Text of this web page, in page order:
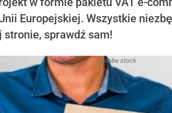
Europejskiej. Wszystkie
sprawdź sam!
adobe stock